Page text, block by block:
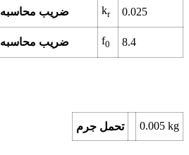
ضریب محاسبه kr 0.025
ضریب محاسبه f0 8.4
تحمل جرم 0.005 kg